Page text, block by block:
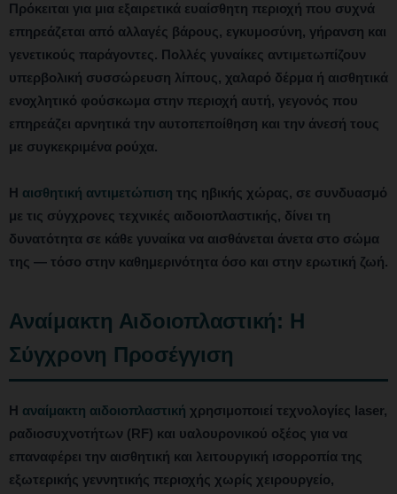
Πρόκειται για μια εξαιρετικά ευαίσθητη περιοχή που συχνά
επηρεάζεται από αλλαγές βάρους, εγκυμοσύνη, γήρανση και
γενετικούς παράγοντες. Πολλές γυναίκες αντιμετωπίζουν
υπερβολική συσσώρευση λίπους, χαλαρό δέρμα ή αισθητικά
ενοχλητικό φούσκωμα στην περιοχή αυτή, γεγονός που
επηρεάζει αρνητικά την αυτοπεποίθηση και την άνεσή τους
με συγκεκριμένα ρούχα.
Η αισθητική αντιμετώπιση της ηβικής χώρας, σε συνδυασμό
με τις σύγχρονες τεχνικές αιδοιοπλαστικής, δίνει τη
δυνατότητα σε κάθε γυναίκα να αισθάνεται άνετα στο σώμα
της — τόσο στην καθημερινότητα όσο και στην ερωτική ζωή.
Αναίμακτη Αιδοιοπλαστική: Η
Σύγχρονη Προσέγγιση
Η αναίμακτη αιδοιοπλαστική χρησιμοποιεί τεχνολογίες laser,
ραδιοσυχνοτήτων (RF) και υαλουρονικού οξέος για να
επαναφέρει την αισθητική και λειτουργική ισορροπία της
εξωτερικής γεννητικής περιοχής χωρίς χειρουργείο,